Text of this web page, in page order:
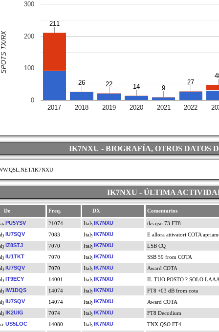
2017 2018 2019 2020 2021 2022
0
100
200
300
211
211
26
26 22
22 14
14 9
9
27
27
SPOTS TX/RX
IK7NXU - BIOGRAFÍA, OTROS DATOS
IK7NXU
IK7NXU - ÚLTIMA
Freq. DX Comentarios
PU5YSV 21074 IK7NXU tks qso 73 FT8
IU7SQV
7083 IK7NXU E allora attivatori COTA
IZ8STJ
7070 IK7NXU LSB CQ
IU1TKT
7070 IK7NXU SSB 59 from COTA
IU7SQV
7070 IK7NXU Award COTA
IT9ECY
14001 IK7NXU IL TUO POSTO ? SOLO
IW1DQS
14074 IK7NXU FT8 +03 dB from cota
IU7SQV
14074 IK7NXU Award COTA
IK2UIG
7074 IK7NXU FT8 Decodium
US5LOC
14080 IK7NXU TNX QSO FT4